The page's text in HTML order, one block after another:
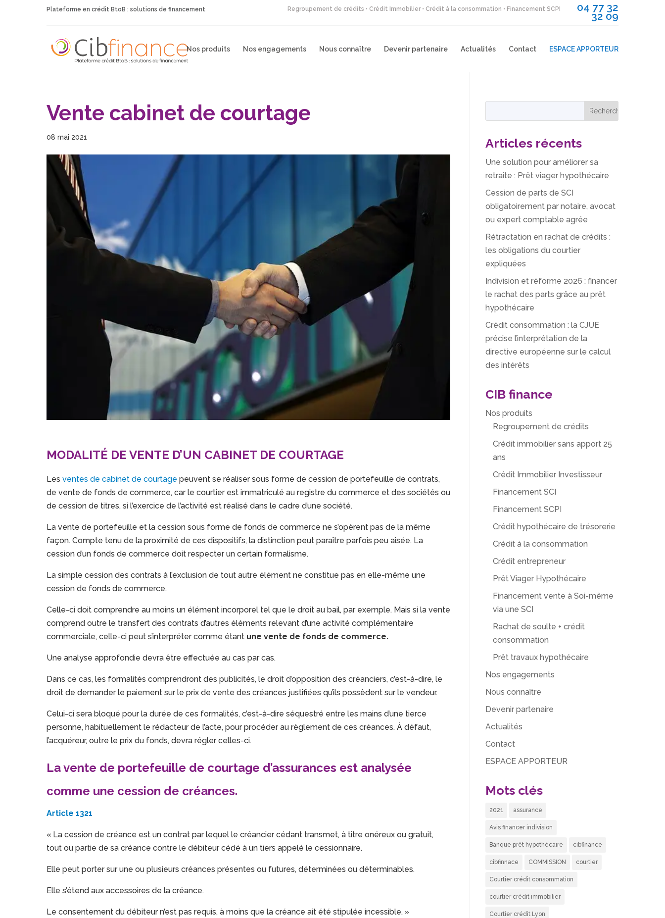
Plateforme en crédit BtoB : solutions de financement Regroupement de crédits • Crédit Immobilier • Crédit à la consommation • Financement SCPI 04 77 32
32 09
Nos produits Nos engagements Nous connaître Devenir partenaire Actualités Contact ESPACE APPORTEUR
Vente cabinet de courtage
08 mai 2021
MODALITÉ DE VENTE D’UN CABINET DE COURTAGE
Lesventes de cabinet de courtage peuvent se réaliser sous forme de cession de portefeuille de contrats,
de vente de fonds de commerce, car le courtier est immatriculé au registre du commerce et des sociétés ou
de cession de titres, si l’exercice de l’activité est réalisé dans le cadre d’une société.
La vente de portefeuille et la cession sous forme de fonds de commerce ne s’opèrent pas de la même
façon. Compte tenu de la proximité de ces dispositifs, la distinction peut paraître parfois peu aisée. La
cession d’un fonds de commerce doit respecter un certain formalisme.
La simple cession des contrats à l’exclusion de tout autre élément ne constitue pas en elle-même une
cession de fonds de commerce.
Celle-ci doit comprendre au moins un élément incorporel tel que le droit au bail, par exemple. Mais si la vente
comprend outre le transfert des contrats d’autres éléments relevant d’une activité complémentaire
commerciale, celle-ci peut s’interpréter comme étant une vente de fonds de commerce.
Une analyse approfondie devra être effectuée au cas par cas.
Dans ce cas, les formalités comprendront des publicités, le droit d’opposition des créanciers, c’est-à-dire, le
droit de demander le paiement sur le prix de vente des créances justifiées qu’ils possèdent sur le vendeur.
Celui-ci sera bloqué pour la durée de ces formalités, c’est-à-dire séquestré entre les mains d’une tierce
personne, habituellement le rédacteur de l’acte, pour procéder au règlement de ces créances. À défaut,
l’acquéreur, outre le prix du fonds, devra régler celles-ci.
La vente de portefeuille de courtage d’assurances est analysée
comme une cession de créances.
Article 1321
« La cession de créance est un contrat par lequel le créancier cédant transmet, à titre onéreux ou gratuit,
tout ou partie de sa créance contre le débiteur cédé à un tiers appelé le cessionnaire.
Elle peut porter sur une ou plusieurs créances présentes ou futures, déterminées ou déterminables.
Elle s’étend aux accessoires de la créance.
Le consentement du débiteur n’est pas requis, à moins que la créance ait été stipulée incessible. »
Articles récents
Une solution pour améliorer sa
retraite : Prêt viager hypothécaire
Cession de parts de SCI
obligatoirement par notaire, avocat
ou expert comptable agrée
Rétractation en rachat de crédits :
les obligations du courtier
expliquées
Indivision et réforme 2026 : financer
le rachat des parts grâce au prêt
hypothécaire
Crédit consommation : la CJUE
précise l’interprétation de la
directive européenne sur le calcul
des intérêts
CIB finance
Nos produits
Regroupement de crédits
Crédit immobilier sans apport 25
ans
Crédit Immobilier Investisseur
Financement SCI
Financement SCPI
Crédit hypothécaire de trésorerie
Crédit à la consommation
Crédit entrepreneur
Prêt Viager Hypothécaire
Financement vente à Soi-même
via une SCI
Rachat de soulte + crédit
consommation
Prêt travaux hypothécaire
Nos engagements
Nous connaître
Devenir partenaire
Actualités
Contact
ESPACE APPORTEUR
Mots clés
2021 assurance
Avis financer indivision
Banque prêt hypothécaire cibfinance
cibfinnace COMMISSION courtier
Courtier crédit consommation
courtier crédit immobilier
Courtier crédit Lyon